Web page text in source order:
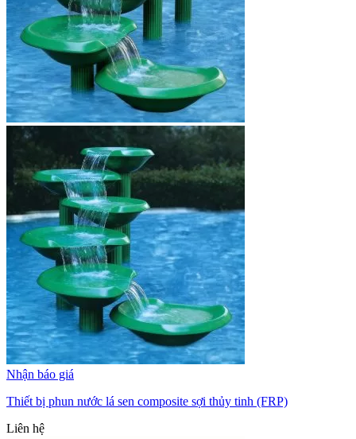
Nhận báo giá
Thiết bị phun nước lá sen composite sợi thủy tinh (FRP)
Liên hệ